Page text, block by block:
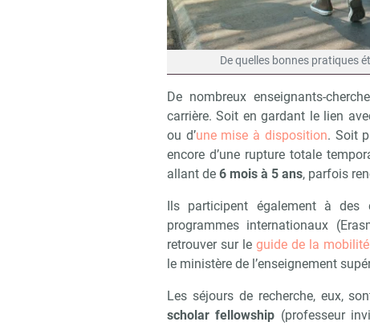
De quelles bonnes pratiques
De nombreux enseignants-
carrière. Soit en gardant le lien
ou d’une mise à disposition. Soit
encore d’une rupture totale
allant de 6 mois à 5 ans, parfois
Ils participent également à
programmes internationaux
retrouver sur leguide de la
le ministère de l’enseignement
Les séjours de recherche, eux,
scholar fellowship (professeur